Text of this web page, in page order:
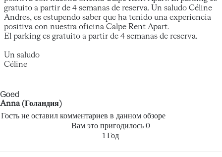
gratuito a partir de 4 semanas de reserva. Un saludo Céline
Andres, es estupendo saber que ha tenido una experiencia
positiva con nuestra oficina Calpe Rent Apart.
El parking es gratuito a partir de 4 semanas de reserva.
Un saludo
Céline
Goed
Anna (Голандия)
Гость не оставил комментариев в данном обзоре
Вам это пригодилось 0
1 Год